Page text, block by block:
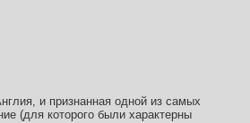
и признанная одной из самых
(для которого были характерны